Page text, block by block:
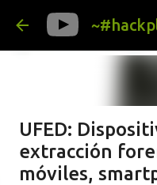
Ir al
UFED:
extracción
móviles,